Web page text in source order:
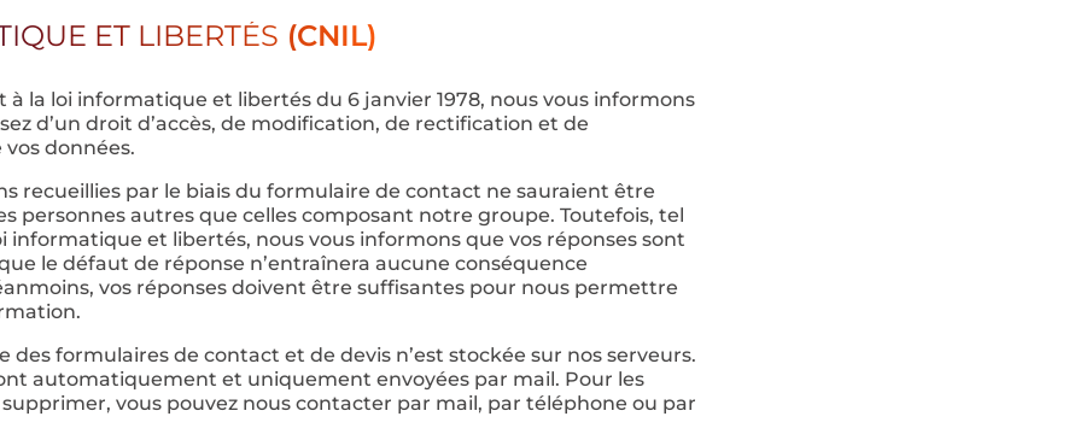
ET LIBERTÉS (CNIL)
la loi informatique et libertés du 6 janvier 1978, nous vous informons
d’un droit d’accès, de modification, de rectification et de
données.
recueillies par le biais du formulaire de contact ne sauraient être
personnes autres que celles composant notre groupe. Toutefois, tel
informatique et libertés, nous vous informons que vos réponses sont
le défaut de réponse n’entraînera aucune conséquence
vos réponses doivent être suffisantes pour nous permettre
des formulaires de contact et de devis n’est stockée sur nos serveurs.
automatiquement et uniquement envoyées par mail. Pour les
vous pouvez nous contacter par mail, par téléphone ou par